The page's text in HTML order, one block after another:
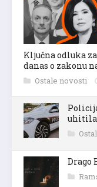
Ključna odluka
danas o zakonu
Ostale novosti
uhitila
Drago